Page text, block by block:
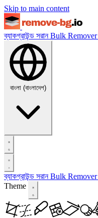
Skip to main content
ব্যাকগ্রাউন্ড সরানBulk Remover
বাংলা (বাংলাদেশ)
ব্যাকগ্রাউন্ড সরানBulk Remover
Theme